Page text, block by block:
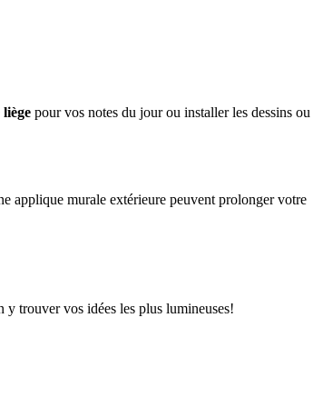
pour vos notes du jour ou installer les dessins ou
applique murale extérieure peuvent prolonger votre
trouver vos idées les plus lumineuses!